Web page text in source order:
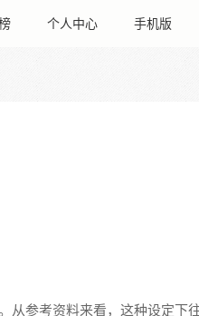
个人中心 手机版
从参考资料来看，这种设定下